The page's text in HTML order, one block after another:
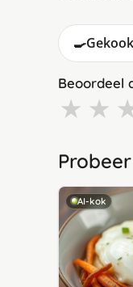
🍳
Beoordeel
★ ★
AI-kok